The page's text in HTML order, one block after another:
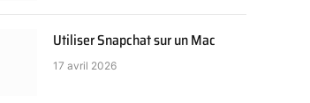
Utiliser Snapchat sur un Mac
17 avril 2026